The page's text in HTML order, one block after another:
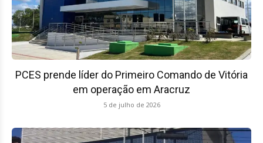
PCES prende líder do Primeiro Comando de Vitória
em operação em Aracruz
5 de julho de 2026